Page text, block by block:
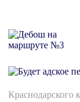
Краснодарского